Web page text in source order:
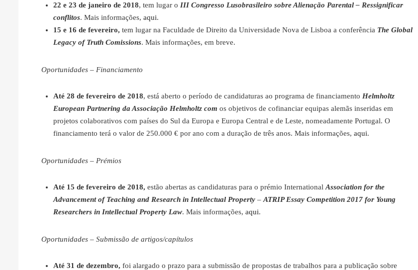
22 e 23 de janeiro de 2018, tem lugar o III Congresso Lusobrasileiro sobre Alienação Parental – Ressignificar
conflitos. Mais informações, aqui.
15 e 16 de fevereiro, tem lugar na Faculdade de Direito da Universidade Nova de Lisboa a conferência The Global
Legacy of Truth Comissions. Mais informações, em breve.
Oportunidades – Financiamento
Até 28 de fevereiro de 2018, está aberto o período de candidaturas ao programa de financiamento Helmholtz
European Partnering da Associação Helmholtz com os objetivos de cofinanciar equipas alemãs inseridas em
projetos colaborativos com países do Sul da Europa e Europa Central e de Leste, nomeadamente Portugal. O
financiamento terá o valor de 250.000 € por ano com a duração de três anos. Mais informações, aqui.
Oportunidades – Prémios
Até 15 de fevereiro de 2018, estão abertas as candidaturas para o prémio International Association for the
Advancement of Teaching and Research in Intellectual Property – ATRIP Essay Competition 2017 for Young
Researchers in Intellectual Property Law. Mais informações, aqui.
Oportunidades – Submissão de artigos/capítulos
Até 31 de dezembro, foi alargado o prazo para a submissão de propostas de trabalhos para a publicação sobre